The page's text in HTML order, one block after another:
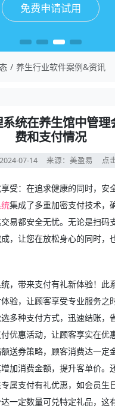
免费申请试用
免费申请试用
免费申请试用
免费申请试用
养生行业软件案例&资讯
统在养生馆中管理
费和支付情况
07-14 来源：美盈易 点
受：在追求健康的同时，安
集成了多重加密支付技术，
易都安全无忧。无论是扫码
，让您在放松身心的同时，
，带来支付有礼新体验！此
验，让顾客享受专业服务之
多种支付方式，迅速结账，
优惠活动，让顾客享实在优
送券策略，顾客消费达一定
加消费金额，提升客单价。
属支付有礼优惠，如会员生
一定数量可兑特定礼品，这